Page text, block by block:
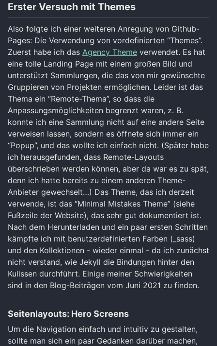
Erster Versuch mit Themes
Also folgte ich einer weiteren Anregung von Github-
Pages: Die Verwendung von vordefinierten “Themes”.
Zuerst habe ich das Agency Theme verwendet. Es hat
eine tolle Landing Page mit einem großen Bild und
unterstützt Sammlungen, die das von mir gewünschte
Gruppieren von Projekten ermöglichen. Leider ist das
Thema ein “Remote-Thema”, so dass die
Anpassungsmöglichkeiten begrenzt waren, z. B.
konnte ich eine Sammlung nicht auf eine andere Seite
verweisen lassen, sondern es öffnete sich immer ein
“Popup”, und das wollte ich einfach nicht. (Später habe
ich herausgefunden, dass Remote-Layouts
überschrieben werden können, aber da war es zu spät,
denn ich hatte bereits zu einem anderen Theme-
Anbieter gewechselt…) Das Theme, das ich derzeit
verwende, ist das “Minimal Mistakes Theme” (siehe
Fußzeile der Website), das sehr gut dokumentiert ist.
Nach dem Herunterladen und ein paar ersten Schritten
kämpfte ich mit benutzerdefinierten Farben (_sass)
und den Kollektionen - wieder einmal - da ich zunächst
nicht verstand, wie Jekyll die Bindungen hinter den
Kulissen durchführt. Einige meiner Schwierigkeiten
sind in den Blog-Beiträgen vom Juni 2021 zu finden.
Seitenlayouts: Hero Screens
Um die Navigation einfach und intuitiv zu gestalten,
sollte man sich ein paar Gedanken darüber machen,